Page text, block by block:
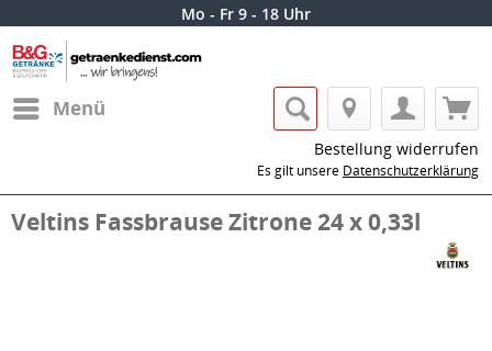
Mo - Fr 9 - 18 Uhr
Menü
Bestellung widerrufen
Es gilt unsere Datenschutzerklärung
Veltins Fassbrause Zitrone 24 x 0,33l